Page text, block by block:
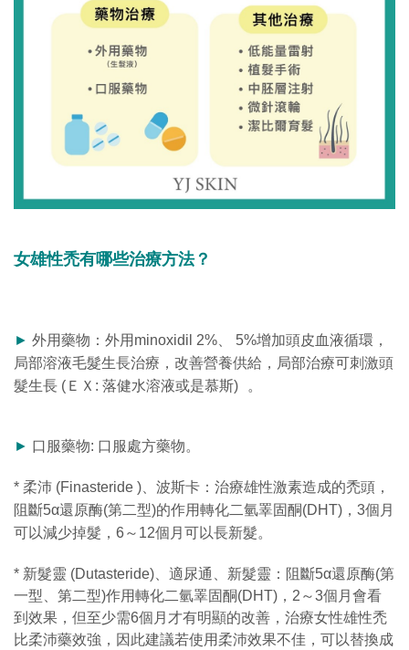
女雄性禿有哪些治療方法？
► 外用藥物：外用minoxidil 2%、 5%增加頭皮血液循環，
局部溶液毛髮生長治療，改善營養供給，局部治療可刺激頭
髮生長 (ＥＸ: 落健水溶液或是慕斯) 。
► 口服藥物: 口服處方藥物。
* 柔沛 (Finasteride )、波斯卡：治療雄性激素造成的禿頭，
阻斷5α還原酶(第二型)的作用轉化二氫睪固酮(DHT)，3個月
可以減少掉髮，6～12個月可以長新髮。
* 新髮靈 (Dutasteride)、適尿通、新髮靈：阻斷5α還原酶(第
一型、第二型)作用轉化二氫睪固酮(DHT)，2～3個月會看
到效果，但至少需6個月才有明顯的改善，治療女性雄性禿
比柔沛藥效強，因此建議若使用柔沛效果不佳，可以替換成